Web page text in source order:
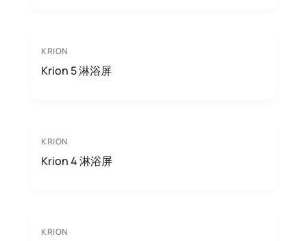
KRION
Krion 5 淋浴屏
KRION
Krion 4 淋浴屏
KRION